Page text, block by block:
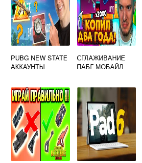
PUBG NEW STATE
АККАУНТЫ
СГЛАЖИВАНИЕ
ПАБГ МОБАЙЛ